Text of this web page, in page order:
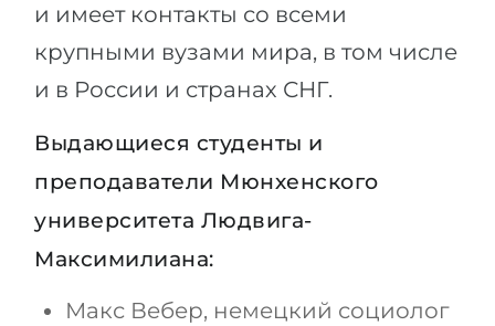
и имеет контакты со всеми
крупными вузами мира, в том числе
и в России и странах СНГ.
Выдающиеся студенты и
преподаватели Мюнхенского
университета Людвига-
Максимилиана:
Макс Вебер, немецкий социолог